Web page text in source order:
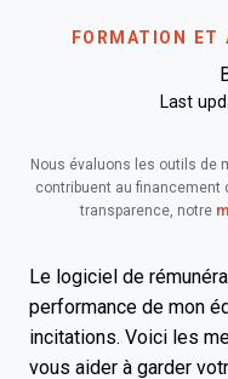
FORMATION ET
Last
Nous évaluons les outils de
contribuent au
transparence, notre
Le logiciel de
performance de mon
incitations. Voici les
vous aider à garder